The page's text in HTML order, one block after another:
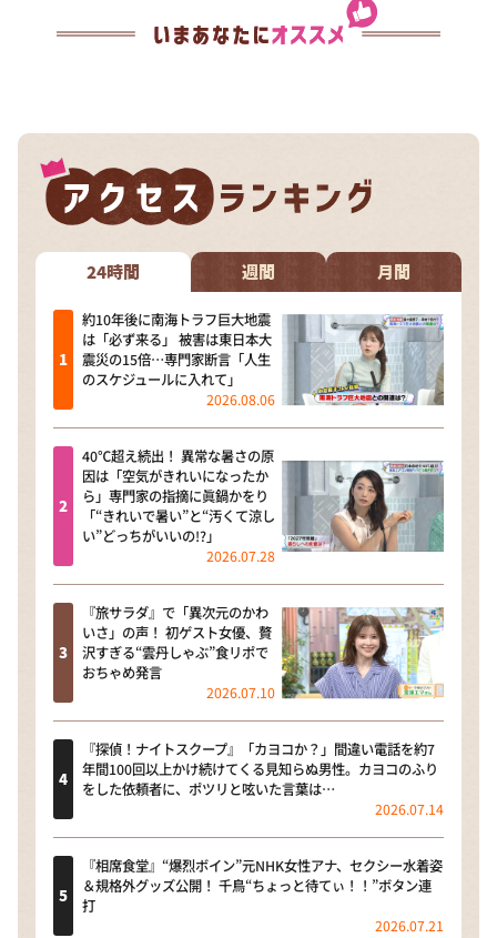
24時間 週間 月間
約10年後に南海トラフ巨大地震
は「必ず来る」 被害は東日本大
震災の15倍…専門家断言「人生
のスケジュールに入れて」
2026.08.06
40℃超え続出！ 異常な暑さの原
因は「空気がきれいになったか
ら」専門家の指摘に眞鍋かをり
「“きれいで暑い”と“汚くて涼し
い”どっちがいいの!?」
2026.07.28
『旅サラダ』で「異次元のかわ
いさ」の声！ 初ゲスト女優、贅
沢すぎる“雲丹しゃぶ”食リポで
おちゃめ発言
2026.07.10
『探偵！ナイトスクープ』「カヨコか？」間違い電話を約7
年間100回以上かけ続けてくる見知らぬ男性。カヨコのふり
をした依頼者に、ポツリと呟いた言葉は…
2026.07.14
『相席食堂』“爆烈ボイン”元NHK女性アナ、セクシー水着姿
＆規格外グッズ公開！ 千鳥“ちょっと待てぃ！！”ボタン連
打
2026.07.21